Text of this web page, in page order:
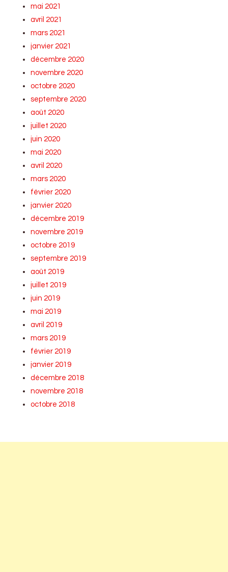
mai 2021
avril 2021
mars 2021
janvier 2021
décembre 2020
novembre 2020
octobre 2020
septembre 2020
août 2020
juillet 2020
juin 2020
mai 2020
avril 2020
mars 2020
février 2020
janvier 2020
décembre 2019
novembre 2019
octobre 2019
septembre 2019
août 2019
juillet 2019
juin 2019
mai 2019
avril 2019
mars 2019
février 2019
janvier 2019
décembre 2018
novembre 2018
octobre 2018